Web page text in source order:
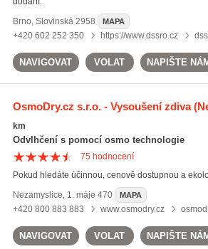
Brno, Slovinská 2958 MAPA
+420 602 252 350 https://www.dssro.cz
NAVIGOVAT VOLAT NAPIŠTE
OsmoDry.cz s.r.o. - Vysoušení zdiva
km
Odvlhčení s pomocí osmo technologie
75hodnocení
Pokud hledáte účinnou, cenově dostupnou a
Nezamyslice, 1. máje 470 MAPA
+420 800 883 883 www.osmodry.cz
NAVIGOVAT VOLAT NAPIŠTE